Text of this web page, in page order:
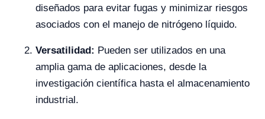
diseñados para evitar fugas y minimizar riesgos
asociados con el manejo de nitrógeno líquido.
Versatilidad: Pueden ser utilizados en una
amplia gama de aplicaciones, desde la
investigación científica hasta el almacenamiento
industrial.